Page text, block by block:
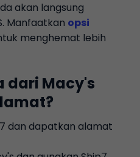
akan langsung
Manfaatkan opsi
menghemat lebih
dari Macy's
dan dapatkan alamat